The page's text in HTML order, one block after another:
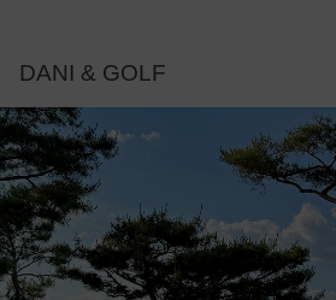
DANI & GOLF